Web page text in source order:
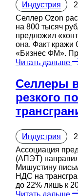
Индустрия
Селлер Ozon
на 800 тысяч
предложил
она. Факт кражи
«Бизнес ФМ».
Читать дальше
Селлеры
резкого
Индустрия
Ассоциация
(АПЭТ)
Мишустину
НДС на
до 22% лишь к
Читать дальше